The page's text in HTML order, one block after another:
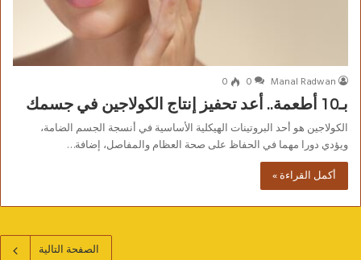
Manal Radwan
0
0
بـ10 أطعمة.. أعد تحفيز إنتاج الكولاجين في جسمك
الكولاجين هو أحد البروتينات الهيكلية الأساسية في أنسجة الجسم الضامة،
ويؤدي دورا مهما في الحفاظ على صحة العظام والمفاصل، إضافة…
أكمل القراءة »
الصفحة التالية